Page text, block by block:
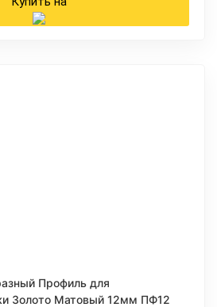
Профиль для
Золото Матовый 12мм ПФ12